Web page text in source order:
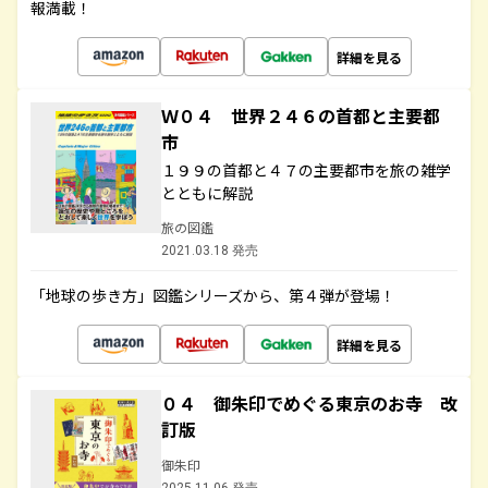
報満載！
詳細を見る
Ｗ０４ 世界２４６の首都と主要都
市
１９９の首都と４７の主要都市を旅の雑学
とともに解説
旅の図鑑
2021.03.18 発売
「地球の歩き方」図鑑シリーズから、第４弾が登場！
詳細を見る
０４ 御朱印でめぐる東京のお寺 改
訂版
御朱印